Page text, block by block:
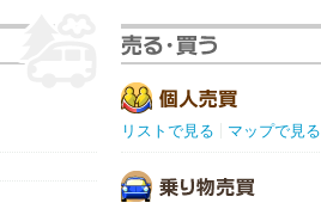
リストで見る マップで見る